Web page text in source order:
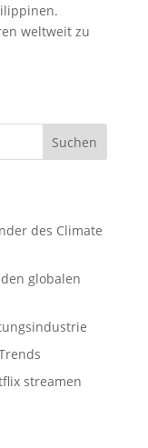
weltweit zu
Suchen
des Climate
globalen
streamen